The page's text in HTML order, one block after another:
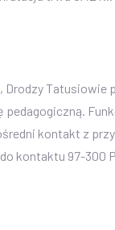
Drodzy
kontakt z
kontaktu 97-300